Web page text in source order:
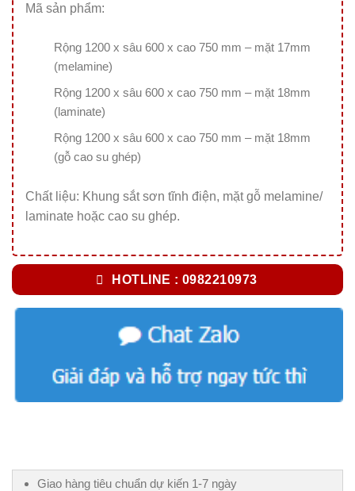
Mã sản phẩm:
Rộng 1200 x sâu 600 x cao 750 mm – mặt 17mm
(melamine)
Rộng 1200 x sâu 600 x cao 750 mm – mặt 18mm
(laminate)
Rộng 1200 x sâu 600 x cao 750 mm – mặt 18mm
(gỗ cao su ghép)
Chất liệu: Khung sắt sơn tĩnh điện, mặt gỗ melamine/
laminate hoặc cao su ghép.
HOTLINE : 0982210973
Giao hàng tiêu chuẩn dự kiến 1-7 ngày